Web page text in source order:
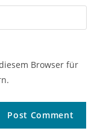
Browser für